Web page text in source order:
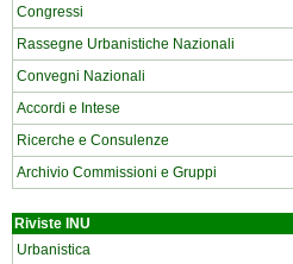
Congressi
Rassegne Urbanistiche Nazionali
Convegni Nazionali
Accordi e Intese
Ricerche e Consulenze
Archivio Commissioni e Gruppi
Riviste INU
Urbanistica